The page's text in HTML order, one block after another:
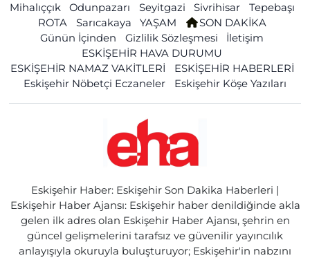
Mihalıççık
Odunpazarı Seyitgazi Sivrihisar
Tepebaşı
ROTA
Sarıcakaya YAŞAM
SON DAKİKA
Günün İçinden
Gizlilik Sözleşmesi
İletişim
ESKİŞEHİR HAVA DURUMU
ESKİŞEHİR NAMAZ VAKİTLERİ
ESKİŞEHİR HABERLERİ
Eskişehir Nöbetçi Eczaneler
Eskişehir Köşe Yazıları
Eskişehir Haber: Eskişehir Son Dakika Haberleri |
Eskişehir Haber Ajansı: Eskişehir haber denildiğinde akla
gelen ilk adres olan Eskişehir Haber Ajansı, şehrin en
güncel gelişmelerini tarafsız ve güvenilir yayıncılık
anlayışıyla okuruyla buluşturuyor; Eskişehir'in nabzını